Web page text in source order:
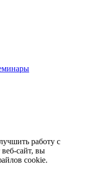
работу с
сайт, вы
cookie.